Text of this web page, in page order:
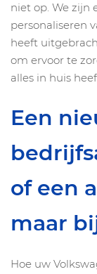
niet op. We zijn
personaliseren
heeft
om ervoor te
alles in huis
Een
of een
maar
Hoe uw